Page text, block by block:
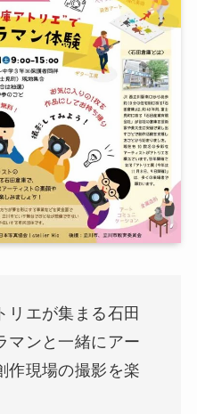
リエが集まる石田
マンと一緒にアー
作現場の撮影を楽